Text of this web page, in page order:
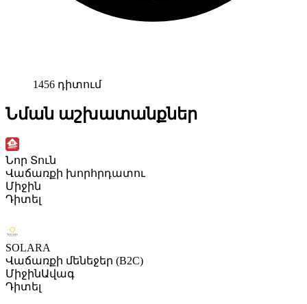
1456 դիտում
Նման աշխատանքներ
Նոր Տուն
Վաճառքի խորհրդատու
Միջին
Դիտել
SOLARA
Վաճառքի մենեջեր (B2C)
ՄիջինԱվագ
Դիտել